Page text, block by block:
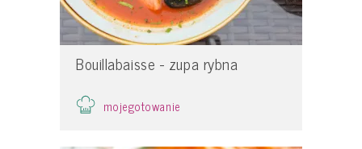
Bouillabaisse - zupa rybna
mojegotowanie